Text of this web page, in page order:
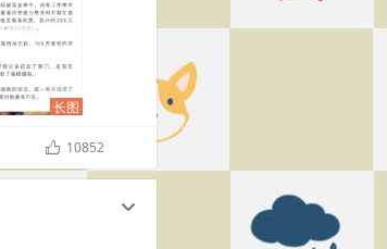
长图
ñ 10852
c